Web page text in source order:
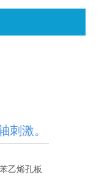
刺激。
乙烯孔板